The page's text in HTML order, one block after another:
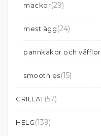
mackor(29)
mest ägg(24)
pannkakor och våfflor
smoothies(15)
GRILLAT(57)
HELG(139)